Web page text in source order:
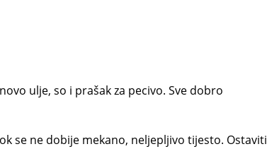
ulje, so i prašak za pecivo. Sve dobro
se ne dobije mekano, neljepljivo tijesto. Ostaviti